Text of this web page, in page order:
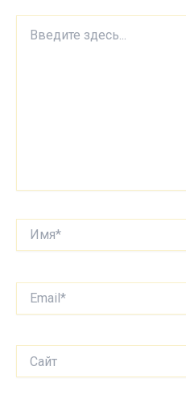
здесь...